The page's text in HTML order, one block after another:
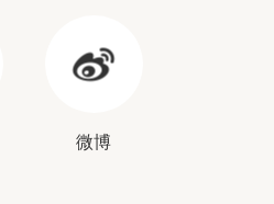
微博